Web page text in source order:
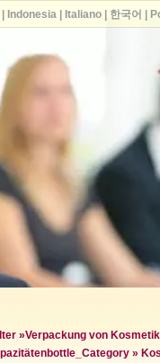
»Verpackung von
bottle_Category »
Indonesia| Italiano| 한국어